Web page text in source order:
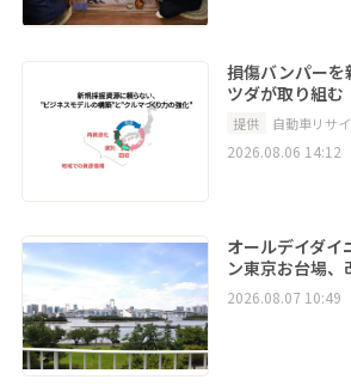
損傷バンパー
ツダが取り組む
提供 自動車リサ
2026.08.06 14:12
オールデイダ
ン東京お台場、
2026.08.07 10:49